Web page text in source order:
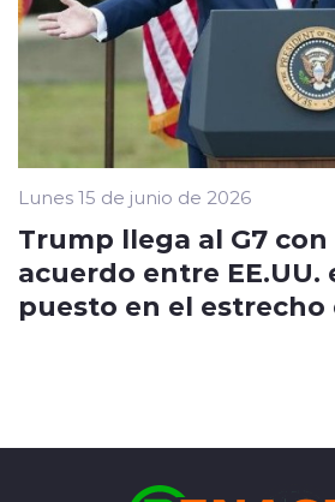
Lunes 15 de junio de 2026
Trump llega al G7
acuerdo entre EE.UU.
puesto en el estrecho